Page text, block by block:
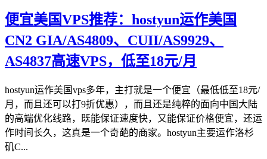
便宜美国VPS推荐：hostyun运作美国
CN2 GIA/AS4809、CUII/AS9929、
AS4837高速VPS，低至18元/月
hostyun运作美国vps多年，主打就是一个便宜（最低低至18元/
月，而且还可以打9折优惠），而且还是纯粹的面向中国大陆
的高端优化线路，既能保证速度快，又能保证价格便宜，还运
作时间长久，这真是一个奇葩的商家。hostyun主要运作洛杉
矶C...